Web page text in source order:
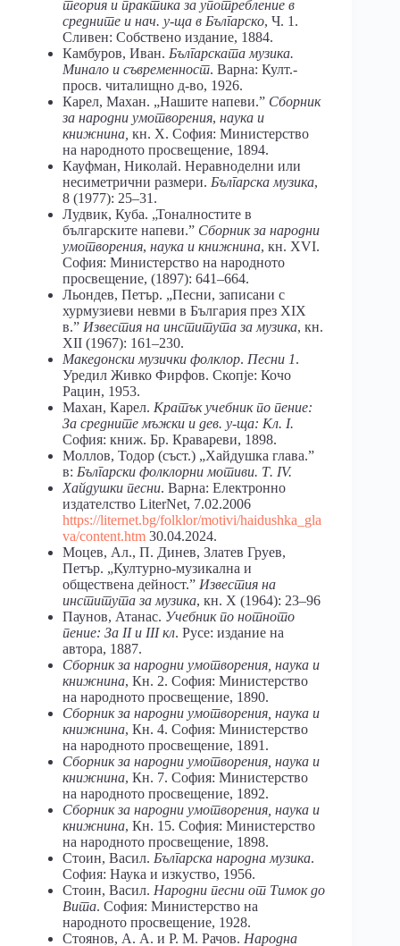
теория и практика за употребление в
средните и нач. у-ща в Българско, Ч. 1.
Сливен: Собствено издание, 1884.
Камбуров, Иван. Българската музика.
Минало и съвременност. Варна: Култ.-
просв. читалищно д-во, 1926.
Карел, Махан. „Нашите напеви.ˮ Сборник
за народни умотворения, наука и
книжнина, кн. Х. София: Министерство
на народното просвещение, 1894.
Кауфман, Николай. Неравноделни или
несиметрични размери. Българска музика,
8 (1977): 25–31.
Лудвик, Куба. „Тоналностите в
българските напеви.ˮ Сборник за народни
умотворения, наука и книжнина, кн. XVI.
София: Министерство на народното
просвещение, (1897): 641–664.
Льондев, Петър. „Песни, записани с
хурмузиеви невми в България през XIX
в.ˮ Известия на института за музика, кн.
XII (1967): 161–230.
Македонски музички фолклор. Песни 1.
Уредил Живко Фирфов. Скопjе: Кочо
Рацин, 1953.
Махан, Карел. Кратък учебник по пение:
За средните мъжки и дев. у-ща: Кл. I.
София: книж. Бр. Кравареви, 1898.
Моллов, Тодор (съст.) „Хайдушка глава.ˮ
в: Български фолклорни мотиви. Т. IV.
Хайдушки песни. Варна: Електронно
издателство LiterNet, 7.02.2006
https://liternet.bg/folklor/motivi/haidushka gla
va/content.htm 30.04.2024.
Моцев, Ал., П. Динев, Златев Груев,
Петър. „Културно-музикална и
обществена дейност.ˮ Известия на
института за музика, кн. Х (1964): 23–96
Паунов, Атанас. Учебник по нотното
пение: За IIи IIIкл. Русе: издание на
автора, 1887.
Сборник за народни умотворения, наука и
книжнина, Кн. 2. София: Министерство
на народното просвещение, 1890.
Сборник за народни умотворения, наука и
книжнина, Кн. 4. София: Министерство
на народното просвещение, 1891.
Сборник за народни умотворения, наука и
книжнина, Кн. 7. София: Министерство
на народното просвещение, 1892.
Сборник за народни умотворения, наука и
книжнина, Кн. 15. София: Министерство
на народното просвещение, 1898.
Стоин, Васил. Българска народна музика.
София: Наука и изкуство, 1956.
Стоин, Васил. Народни песни от Тимок до
Вита. София: Министерство на
народното просвещение, 1928.
Стоянов, А. А. и Р. М. Рачов. Народна